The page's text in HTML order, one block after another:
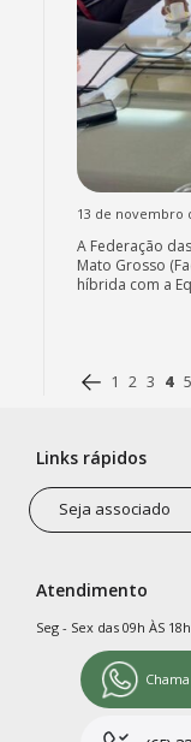
13 de novembro
A Federação
Mato Grosso
híbrida com a
1 2 3 4 5
Links rápidos
Seja associado
Atendimento
Seg - Sex das 09h ÀS 18h